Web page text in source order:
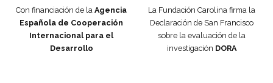
Con financiación de la Agencia
Española de Cooperación
Internacional para el
Desarrollo
La Fundación Carolina firma la
Declaración de San Francisco
sobre la evaluación de la
investigación DORA